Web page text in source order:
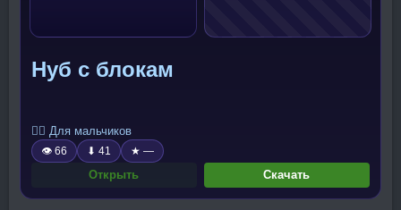
Нуб с блокам
🧍‍♂️ Для мальчиков
👁 66 ⬇ 41 ★ —
Открыть Скачать